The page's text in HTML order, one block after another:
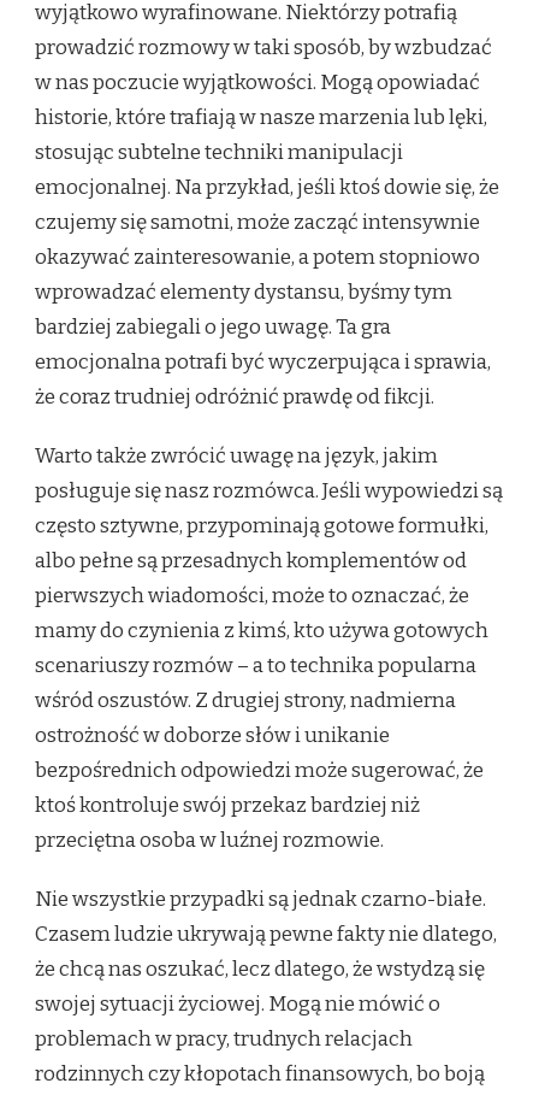
wyjątkowo wyrafinowane. Niektórzy potrafią
prowadzić rozmowy w taki sposób, by wzbudzać
w nas poczucie wyjątkowości. Mogą opowiadać
historie, które trafiają w nasze marzenia lub lęki,
stosując subtelne techniki manipulacji
emocjonalnej. Na przykład, jeśli ktoś dowie się, że
czujemy się samotni, może zacząć intensywnie
okazywać zainteresowanie, a potem stopniowo
wprowadzać elementy dystansu, byśmy tym
bardziej zabiegali o jego uwagę. Ta gra
emocjonalna potrafi być wyczerpująca i sprawia,
że coraz trudniej odróżnić prawdę od fikcji.
Warto także zwrócić uwagę na język, jakim
posługuje się nasz rozmówca. Jeśli wypowiedzi są
często sztywne, przypominają gotowe formułki,
albo pełne są przesadnych komplementów od
pierwszych wiadomości, może to oznaczać, że
mamy do czynienia z kimś, kto używa gotowych
scenariuszy rozmów – a to technika popularna
wśród oszustów. Z drugiej strony, nadmierna
ostrożność w doborze słów i unikanie
bezpośrednich odpowiedzi może sugerować, że
ktoś kontroluje swój przekaz bardziej niż
przeciętna osoba w luźnej rozmowie.
Nie wszystkie przypadki są jednak czarno-białe.
Czasem ludzie ukrywają pewne fakty nie dlatego,
że chcą nas oszukać, lecz dlatego, że wstydzą się
swojej sytuacji życiowej. Mogą nie mówić o
problemach w pracy, trudnych relacjach
rodzinnych czy kłopotach finansowych, bo boją